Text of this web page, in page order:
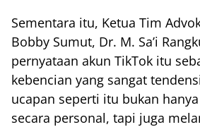
Sementara itu, Ketua Tim
Bobby Sumut, Dr. M. Sa’i
pernyataan akun TikTok itu
kebencian yang sangat
ucapan seperti itu bukan
secara personal, tapi juga